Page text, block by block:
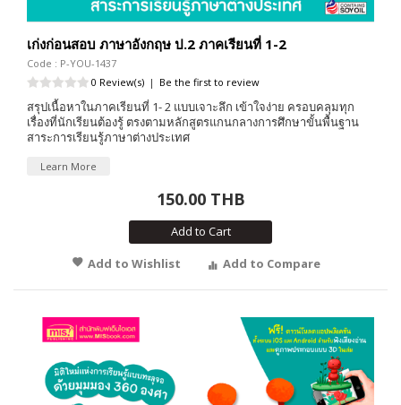
เก่งก่อนสอบ ภาษาอังกฤษ ป.2 ภาคเรียนที่ 1-2
Code : P-YOU-1437
0 Review(s) | Be the first to review
สรุปเนื้อหาในภาคเรียนที่ 1- 2 แบบเจาะลึก เข้าใจง่าย ครอบคลุมทุก
เรื่องที่นักเรียนต้องรู้ ตรงตามหลักสูตรแกนกลางการศึกษาขั้นพื้นฐาน
สาระการเรียนรู้ภาษาต่างประเทศ
Learn More
150.00 THB
Add to Cart
Add to Wishlist
Add to Compare